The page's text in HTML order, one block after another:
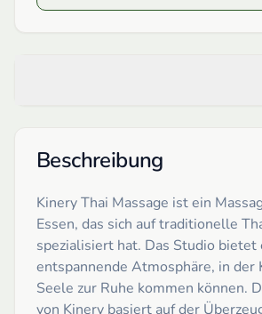
Beschreibung
Kinery Thai Massage ist ein
Essen, das sich auf traditionelle
spezialisiert hat. Das Studio bietet
entspannende Atmosphäre, in der
Seele zur Ruhe kommen können.
von Kinery basiert auf der